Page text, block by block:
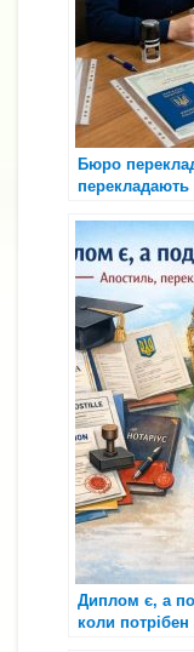
Бюро
перекладають
Диплом є, а
коли потрібен